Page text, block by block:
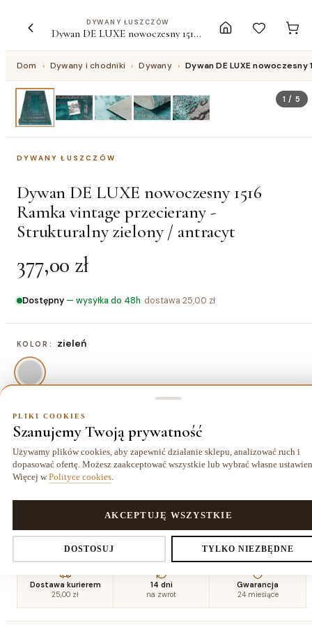
DYWANY ŁUSZCZÓW
Dywan DE LUXE nowoczesny 1516 Ramka vintage przecierany - Strukturalny zielony / antracyt
Dom › Dywany i chodniki › Dywany › Dywan DE LUXE
1 /5
DYWANY ŁUSZCZÓW
Dywan DE LUXE nowoczesny 1516
Ramka vintage przecierany -
Strukturalny zielony / antracyt
377,00 zł
Dostępny — wysyłka do 48h· dostawa 25,00 zł
KOLOR: zieleń
ROZMIAR: 120x170 cm
120x170 cm
377,00 zł
140x190 cm
494,00 zł
160x220
cm
637,00 zł
180x270
cm
200x290
240x330
cm
Dostawa kurierem
25,00 zł
14 dni
na zwrot
Gwarancja
24 miesiące
PLIKI COOKIES
Szanujemy Twoją prywatność
Używamy plików cookies, aby zapewnić działanie sklepu, analizować ruch i
dopasować ofertę. Możesz zaakceptować wszystkie lub wybrać własne
Więcej w Polityce cookies
DOSTOSUJ TYLKO NIEZBĘDNE
AKCEPTUJĘ WSZYSTKIE
Ustawienia prywatności
Decydujesz, które dane zbieramy. Niezbędne pliki cookies są